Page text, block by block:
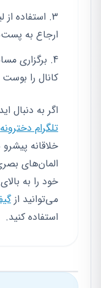
استفاده
ارجاع به
برگزاری
کانال را بوست
اگر به دنبال
تلگرام دخترونه
خلاقانه
المان‌های
می‌توانید از
استفاده کنید.